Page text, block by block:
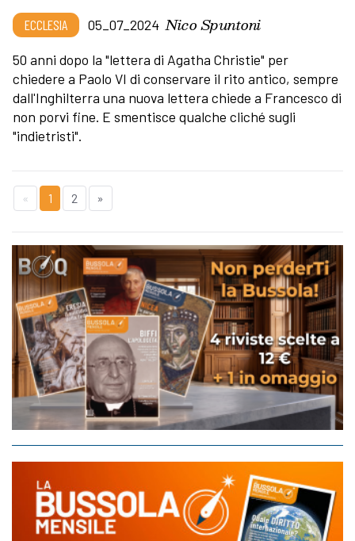
ECCLESIA 05_07_2024 Nico Spuntoni
50 anni dopo la "lettera di Agatha Christie" per
chiedere a Paolo VI di conservare il rito antico, sempre
dall'Inghilterra una nuova lettera chiede a Francesco di
non porvi fine. E smentisce qualche cliché sugli
"indietristi".
« 1 2 »